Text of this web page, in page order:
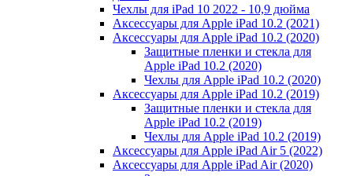
Чехлы для iPad 10 2022 - 10,9 дюйма
Аксессуары для Apple iPad 10.2 (2021)
Аксессуары для Apple iPad 10.2 (2020)
Защитные пленки и стекла для
Apple iPad 10.2 (2020)
Чехлы для Apple iPad 10.2 (2020)
Аксессуары для Apple iPad 10.2 (2019)
Защитные пленки и стекла для
Apple iPad 10.2 (2019)
Чехлы для Apple iPad 10.2 (2019)
Аксессуары для Apple iPad Air 5 (2022)
Аксессуары для Apple iPad Air (2020)